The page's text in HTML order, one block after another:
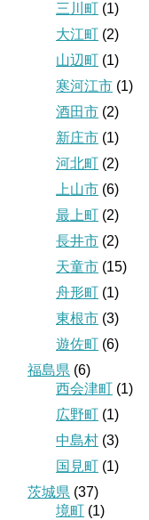
三川町 (1)
大江町 (2)
山辺町 (1)
寒河江市 (1)
酒田市 (2)
新庄市 (1)
河北町 (2)
上山市 (6)
最上町 (2)
長井市 (2)
天童市 (15)
舟形町 (1)
東根市 (3)
遊佐町 (6)
福島県 (6)
西会津町 (1)
広野町 (1)
中島村 (3)
国見町 (1)
茨城県 (37)
境町 (1)